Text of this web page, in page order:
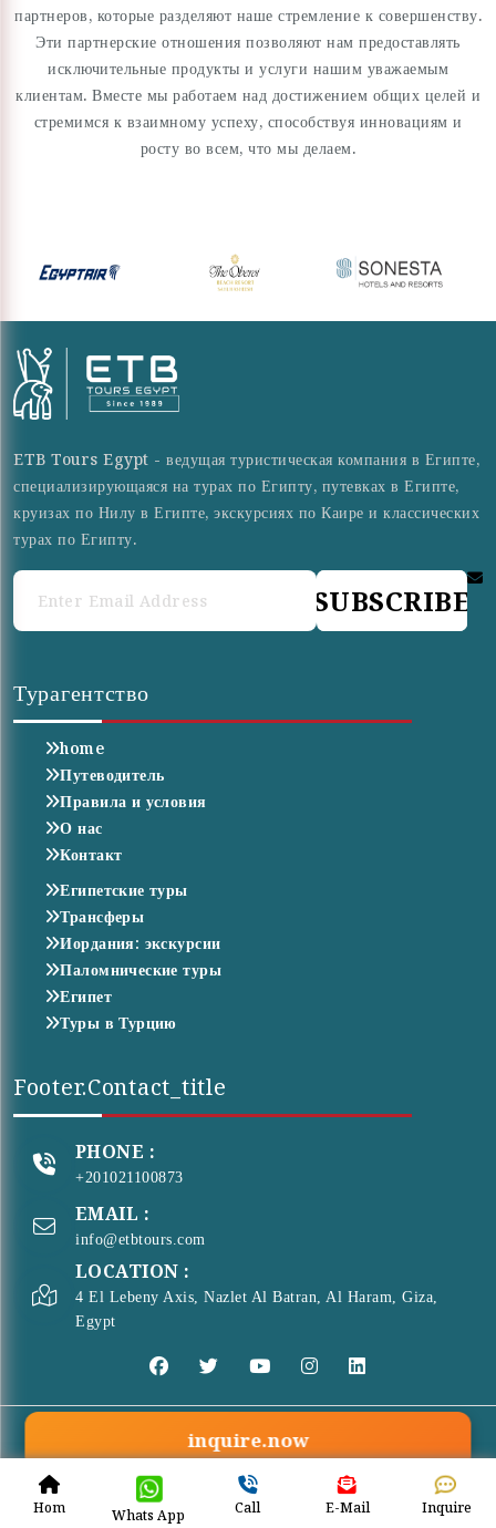
Hom Whats App Call E-Mail Inquire
партнеров, которые разделяют наше стремление к совершенству.
Эти партнерские отношения позволяют нам предоставлять
исключительные продукты и услуги нашим уважаемым
клиентам. Вместе мы работаем над достижением общих целей и
стремимся к взаимному успеху, способствуя инновациям и
росту во всем, что мы делаем.
ETB Tours Egypt - ведущая туристическая компания в Египте,
специализирующаяся на турах по Египту, путевках в Египте,
круизах по Нилу в Египте, экскурсиях по Каире и классических
турах по Египту.
SUBSCRIBE
Турагентство
home
Путеводитель
Правила и условия
О нас
Контакт
Египетские туры
Трансферы
Иордания: экскурсии
Паломнические туры
Египет
Туры в Турцию
Footer.contact_title
PHONE :
+201021100873
EMAIL :
info@etbtours.com
LOCATION :
4 El Lebeny Axis, Nazlet Al Batran, Al Haram, Giza,
Egypt
© Copyright 2026 . All Rights Reserved ETB Tours
inquire.now